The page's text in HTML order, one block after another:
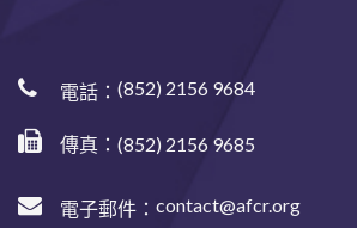
電話： (852) 2156 9684
傳真：(852) 2156 9685
電子郵件： contact@afcr.org